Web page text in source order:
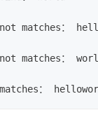
matches：
matches：